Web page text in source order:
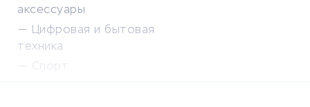
аксессуары
Цифровая и бытовая
техника
Спорт